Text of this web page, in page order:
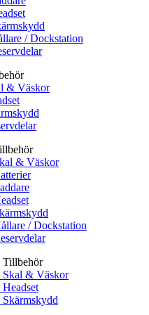
/ Dockstation
& Väskor
& Väskor
/ Dockstation
Tillbehör
Skal & Väskor